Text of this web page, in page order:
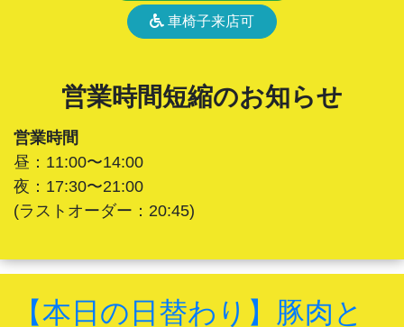
車椅子来店可
営業時間短縮のお知らせ
営業時間
昼：11:00〜14:00
夜：17:30〜21:00
(ラストオーダー：20:45)
【本日の日替わり】豚肉と